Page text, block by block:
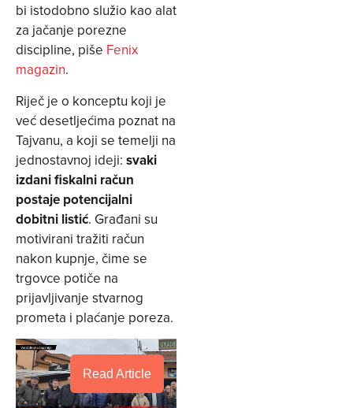
bi istodobno služio kao alat
za jačanje porezne
discipline, piše Fenix
magazin.
Riječ je o konceptu koji je
već desetljećima poznat na
Tajvanu, a koji se temelji na
jednostavnoj ideji: svaki
izdani fiskalni račun
postaje potencijalni
dobitni listić. Građani su
motivirani tražiti račun
nakon kupnje, čime se
trgovce potiče na
prijavljivanje stvarnog
prometa i plaćanje poreza.
Read Article